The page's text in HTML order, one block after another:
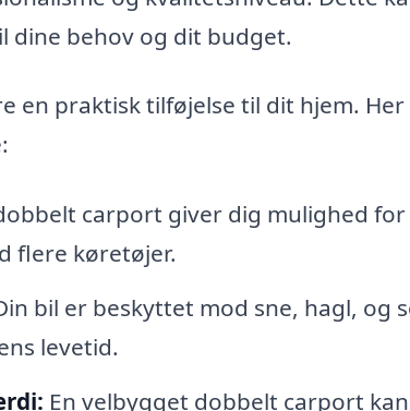
dine behov og dit budget.
en praktisk tilføjelse til dit hjem.
carport giver dig mulighed
flere køretøjer.
bil er beskyttet mod sne, hagl, og
levetid.
En velbygget dobbelt carport